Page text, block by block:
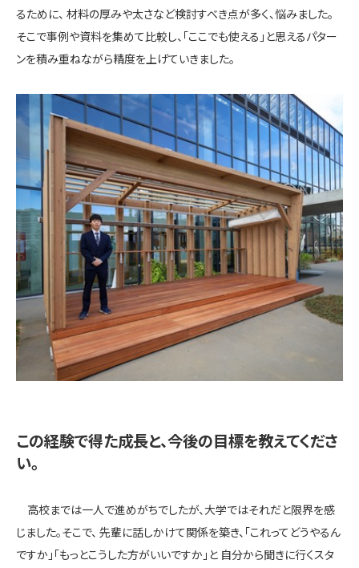
るために、 材料の厚みや太さなど検討すべき点が多く、悩みました。
そこで事例や資料を集めて比較し、「ここでも使える」と思えるパター
ンを積み重ねながら精度を上げていきました。
この経験で得た成長と、今後の目標を教えてくださ
い。
高校までは一人で進めがちでしたが、大学ではそれだと限界を感
じました。そこで、 先輩に話しかけて関係を築き、「これってどうやるん
ですか」「もっとこうした方がいいですか」と 自分から聞きに行くスタ